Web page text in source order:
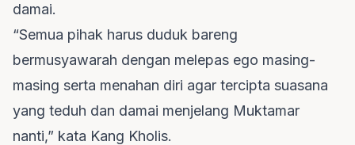
damai.
“Semua pihak harus duduk bareng
bermusyawarah dengan melepas ego masing-
masing serta menahan diri agar tercipta suasana
yang teduh dan damai menjelang Muktamar
nanti,” kata Kang Kholis.